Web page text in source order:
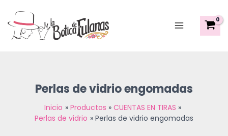
contenido
Menu
Perlas de vidrio engomadas
Inicio Productos
CUENTAS EN TIRAS
Perlas de vidrio
Perlas de vidrio engomadas
latest